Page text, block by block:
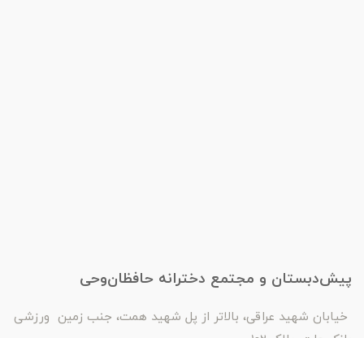
پیش‌دبستان و مجتمع دخترانه حافظان‌وحی
خیابان شهید عراقی، بالاتر از پل شهید همت، جنب زمین ورزشی